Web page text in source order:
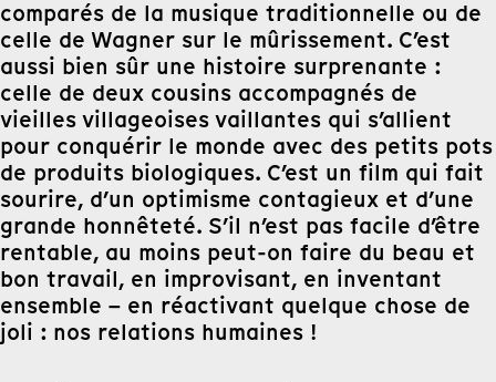
comparés de la musique traditionnelle ou de
celle de Wagner sur le mûrissement. C’est
aussi bien sûr une histoire surprenante :
celle de deux cousins accompagnés de
vieilles villageoises vaillantes qui s’allient
pour conquérir le monde avec des petits pots
de produits biologiques. C’est un film qui fait
sourire, d’un optimisme contagieux et d’une
grande honnêteté. S’il n’est pas facile d’être
rentable, au moins peut-on faire du beau et
bon travail, en improvisant, en inventant
ensemble – en réactivant quelque chose de
joli : nos relations humaines !